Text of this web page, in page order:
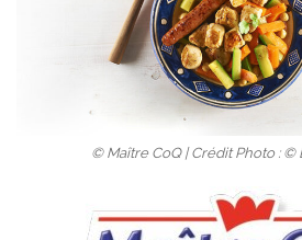
© Maître CoQ | Crédit Photo : ©